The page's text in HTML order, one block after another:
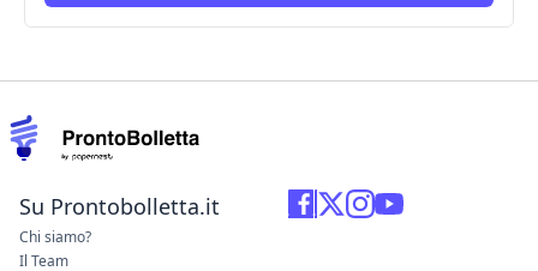
Su Prontobolletta.it
Chi siamo?
Il Team